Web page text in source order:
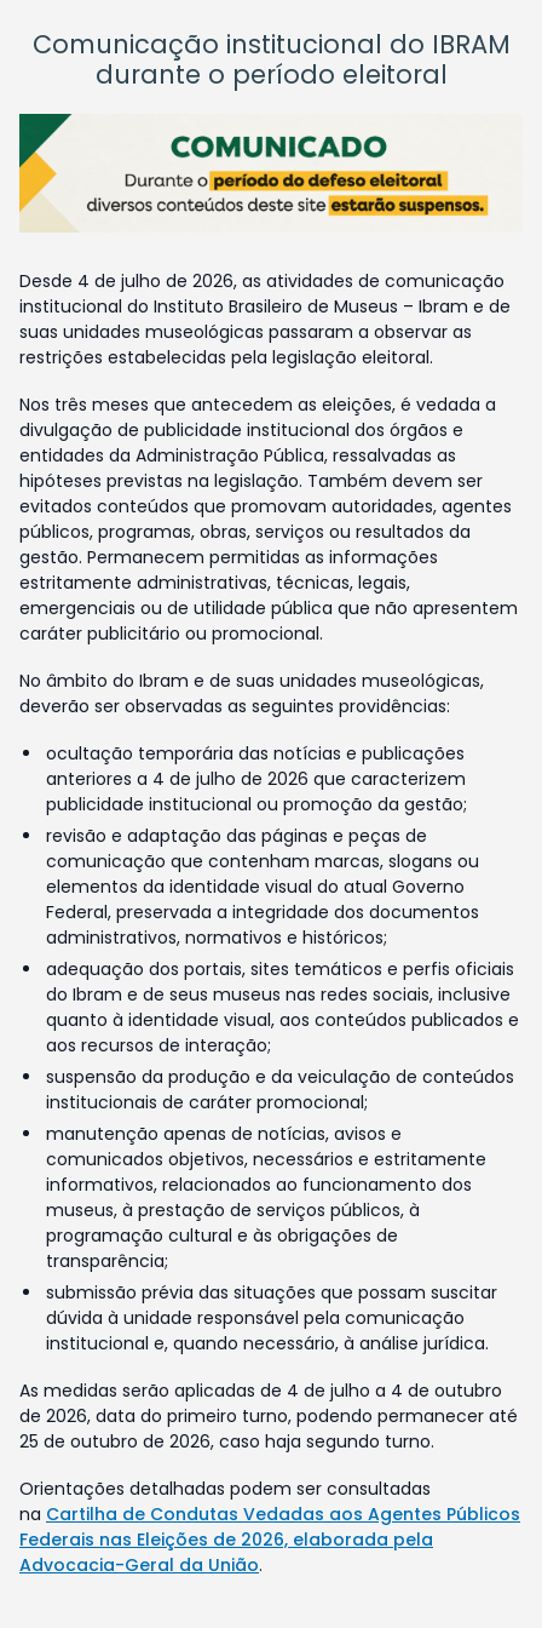
Comunicação institucional do IBRAM
durante o período eleitoral
Desde 4 de julho de 2026, as atividades de comunicação
institucional do Instituto Brasileiro de Museus – Ibram e de
suas unidades museológicas passaram a observar as
restrições estabelecidas pela legislação eleitoral.
Nos três meses que antecedem as eleições, é vedada a
divulgação de publicidade institucional dos órgãos e
entidades da Administração Pública, ressalvadas as
hipóteses previstas na legislação. Também devem ser
evitados conteúdos que promovam autoridades, agentes
públicos, programas, obras, serviços ou resultados da
gestão. Permanecem permitidas as informações
estritamente administrativas, técnicas, legais,
emergenciais ou de utilidade pública que não apresentem
caráter publicitário ou promocional.
No âmbito do Ibram e de suas unidades museológicas,
deverão ser observadas as seguintes providências:
ocultação temporária das notícias e publicações
anteriores a 4 de julho de 2026 que caracterizem
publicidade institucional ou promoção da gestão;
revisão e adaptação das páginas e peças de
comunicação que contenham marcas, slogans ou
elementos da identidade visual do atual Governo
Federal, preservada a integridade dos documentos
administrativos, normativos e históricos;
adequação dos portais, sites temáticos e perfis oficiais
do Ibram e de seus museus nas redes sociais, inclusive
quanto à identidade visual, aos conteúdos publicados e
aos recursos de interação;
suspensão da produção e da veiculação de conteúdos
institucionais de caráter promocional;
manutenção apenas de notícias, avisos e
comunicados objetivos, necessários e estritamente
informativos, relacionados ao funcionamento dos
museus, à prestação de serviços públicos, à
programação cultural e às obrigações de
transparência;
submissão prévia das situações que possam suscitar
dúvida à unidade responsável pela comunicação
institucional e, quando necessário, à análise jurídica.
As medidas serão aplicadas de 4 de julho a 4 de outubro
de 2026, data do primeiro turno, podendo permanecer até
25 de outubro de 2026, caso haja segundo turno.
Orientações detalhadas podem ser consultadas
na Cartilha de Condutas Vedadas aos Agentes Públicos
Federais nas Eleições de 2026, elaborada pela
Advocacia-Geral da União.